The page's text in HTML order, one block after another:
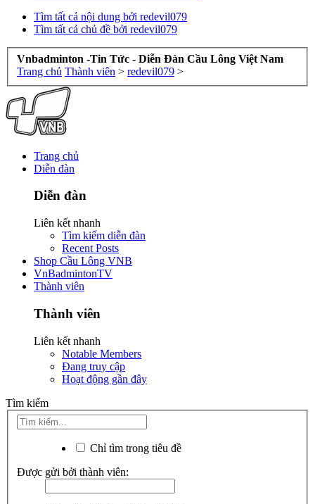
Tìm tất cả nội dung bởi redevil079
Tìm tất cả chủ đề bởi redevil079
Vnbadminton -Tin Tức - Diễn Đàn Cầu Lông Việt Nam
Trang chủ Thành viên > redevil079 >
Trang chủ
Diễn đàn
Diễn đàn
Liên kết nhanh
Tìm kiếm diễn đàn
Recent Posts
Shop Cầu Lông VNB
VnBadmintonTV
Thành viên
Thành viên
Liên kết nhanh
Notable Members
Đang truy cập
Hoạt động gần đây
Tìm kiếm
Chỉ tìm trong tiêu đề
Được gửi bởi thành viên: